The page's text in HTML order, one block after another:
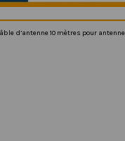
d’antenne 10 mètres pour antenne